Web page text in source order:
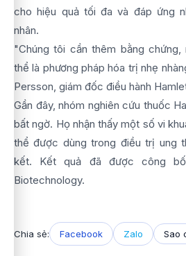
cho hiệu quả tối đa và đáp ứng
nhân.
"Chúng tôi cần thêm bằng
thể là phương pháp hóa trị nhẹ
Persson, giám đốc điều hành
Gần đây, nhóm nghiên cứu thuốc
bất ngờ. Họ nhận thấy một số vi
thể được dùng trong điều trị ung
kết. Kết quả đã được công
Biotechnology.
Chia sẻ: Facebook Zalo Sao